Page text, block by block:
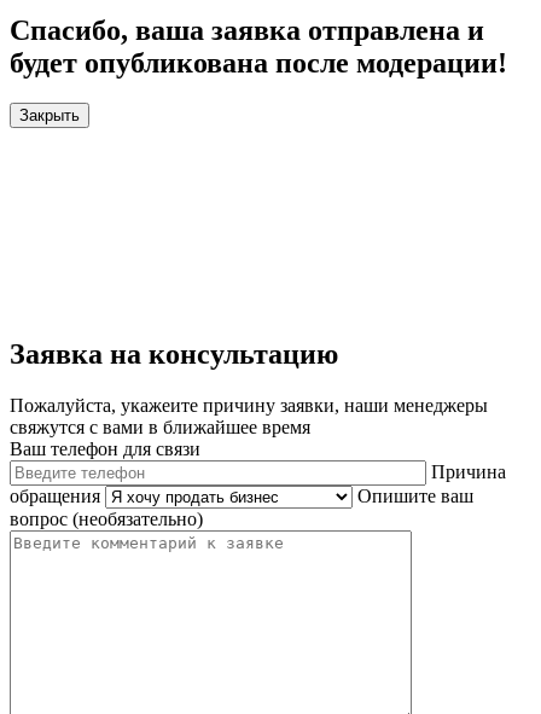
Спасибо, ваша заявка отправлена и
будет опубликована после модерации!
Закрыть
Заявка на консультацию
Пожалуйста, укажеите причину заявки, наши менеджеры
свяжутся с вами в ближайшее время
Ваш телефон для связи
Причина
обращения
Опишите ваш
вопрос (необязательно)